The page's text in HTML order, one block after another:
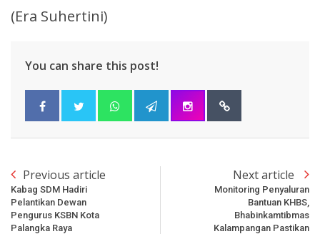
(Era Suhertini)
You can share this post!
Previous article
Kabag SDM Hadiri
Pelantikan Dewan
Pengurus KSBN Kota
Palangka Raya
Next article
Monitoring Penyaluran
Bantuan KHBS,
Bhabinkamtibmas
Kalampangan Pastikan